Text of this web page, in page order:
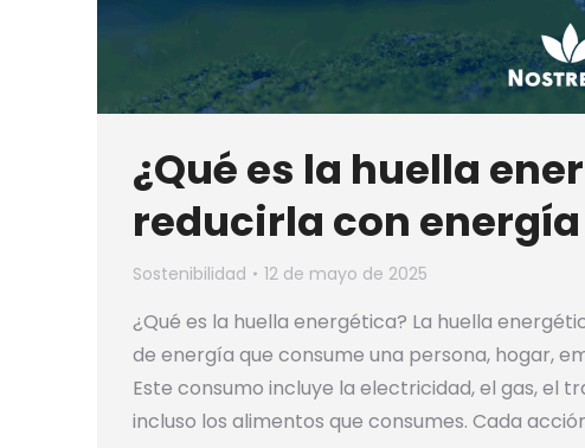
¿Qué es la huella
reducirla con
Sostenibilidad 12 de mayo de 2025
¿Qué es la huella energética? La huella
de energía que consume una persona, hogar,
Este consumo incluye la electricidad, el gas, el
incluso los alimentos que consumes. Cada